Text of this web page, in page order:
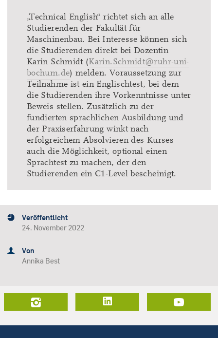
„Technical English“ richtet sich an alle
Studierenden der Fakultät für
Maschinenbau. Bei Interesse können sich
die Studierenden direkt bei Dozentin
Karin Schmidt (Karin.Schmidt@ruhr-uni-
bochum.de) melden. Voraussetzung zur
Teilnahme ist ein Englischtest, bei dem
die Studierenden ihre Vorkenntnisse unter
Beweis stellen. Zusätzlich zu der
fundierten sprachlichen Ausbildung und
der Praxiserfahrung winkt nach
erfolgreichem Absolvieren des Kurses
auch die Möglichkeit, optional einen
Sprachtest zu machen, der den
Studierenden ein C1-Level bescheinigt.
Veröffentlicht
24. November 2022
Von
Annika Best